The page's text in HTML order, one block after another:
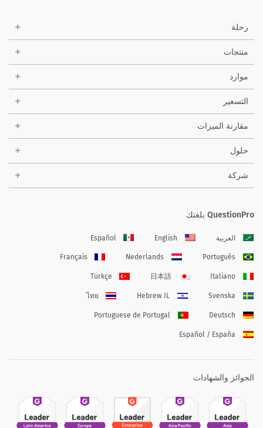
رحلة
منتجات
موارد
التسعير
مقارنة الميزات
حلول
شركة
QuestionPro بلغتك
العربية English
Español
Português
Nederlands
Français
Italiano
日本語
Türkçe
Svenska
Hebrew IL
ไทย
Deutsch
Portuguese de Portugal
Español / España
الجوائز والشهادات